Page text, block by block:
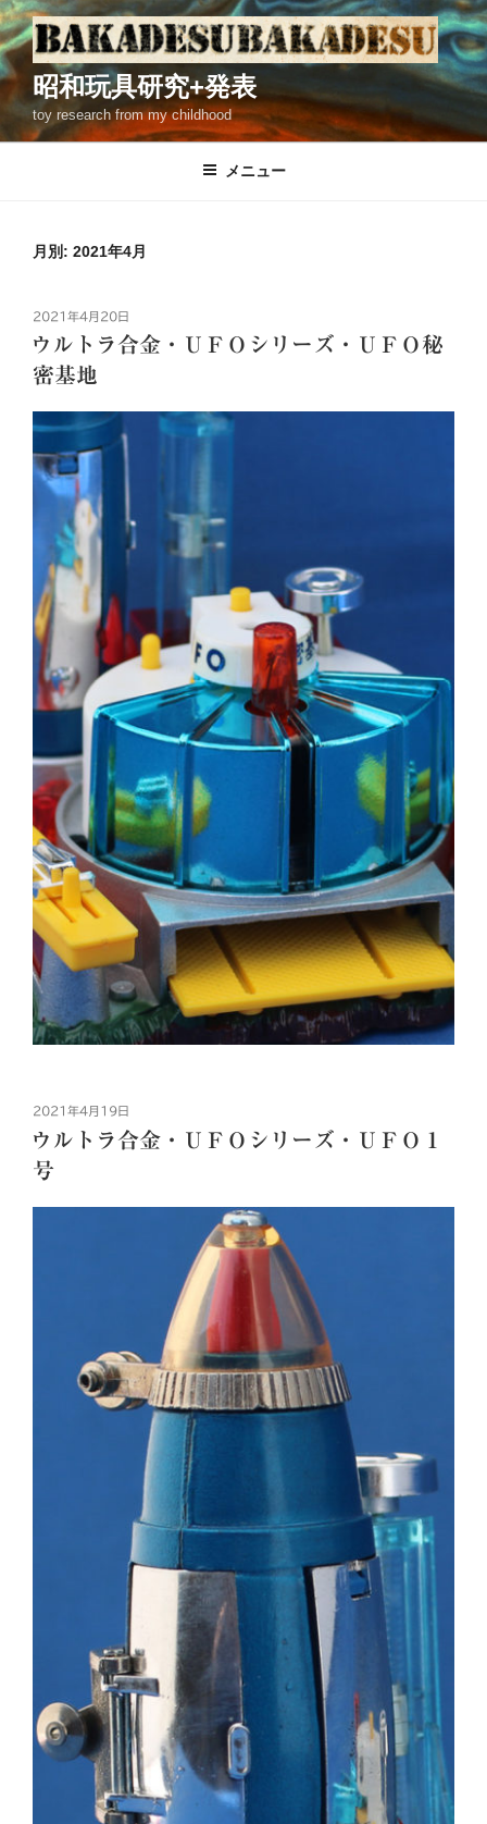
コ
ン
テ
ン
ツ
へ
昭和玩具研究+発表
toy research from my childhood
メニュー
月別: 2021年4月
投
稿
日:
2021年4月20日
ウルトラ合金・ＵＦＯシリーズ・ＵＦＯ秘
密基地
投
稿
日:
2021年4月19日
ウルトラ合金・ＵＦＯシリーズ・ＵＦＯ１
号